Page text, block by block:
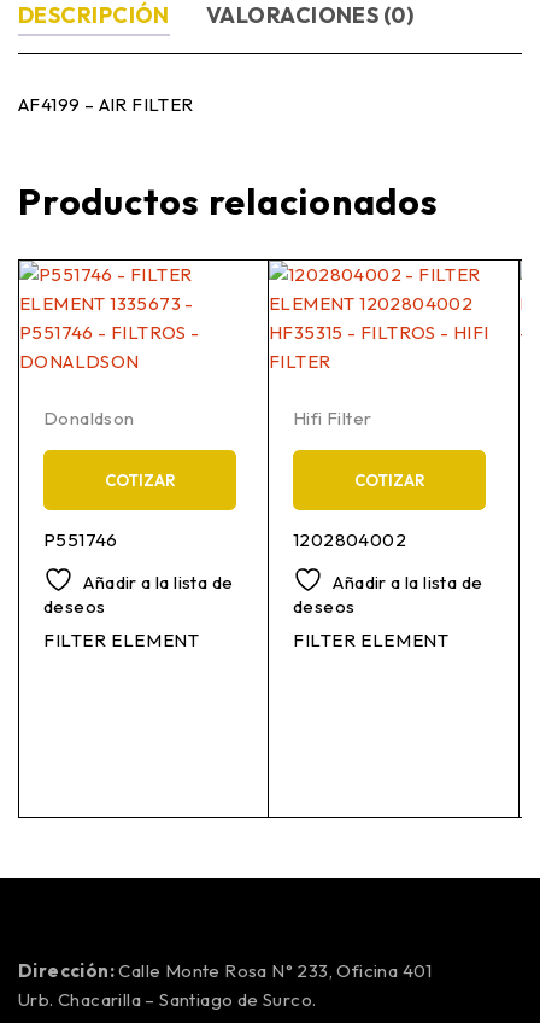
DESCRIPCIÓN VALORACIONES (0)
AF4199 – AIR FILTER
Productos relacionados
Donaldson
COTIZAR
P551746
Añadir a la lista de
deseos
FILTER ELEMENT
Hifi Filter
COTIZAR
1202804002
Añadir a la lista de
deseos
FILTER ELEMENT
Dirección:Calle Monte Rosa N° 233, Oficina 401
Urb. Chacarilla – Santiago de Surco.